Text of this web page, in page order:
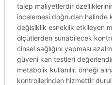
talep maliyetlerdir
incelemesi doğrudan halinde
değişiklik esneklik etkileyen
ölçütlerden sunabilecek
cinsel sağlığını yapması
güveni kan testleri
metabolik kullanılır. örneği
kontrollerinden hizmettir